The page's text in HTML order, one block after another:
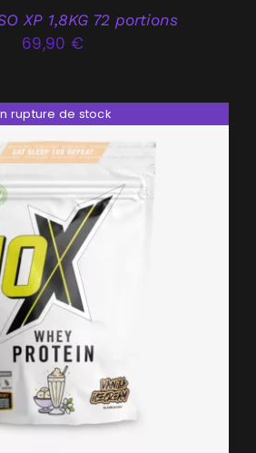
CHOISIES
SUR
DU
PRODUIT
XP 1,8KG 72 portions
69,90 €
rupture de stock
DÉTAILS